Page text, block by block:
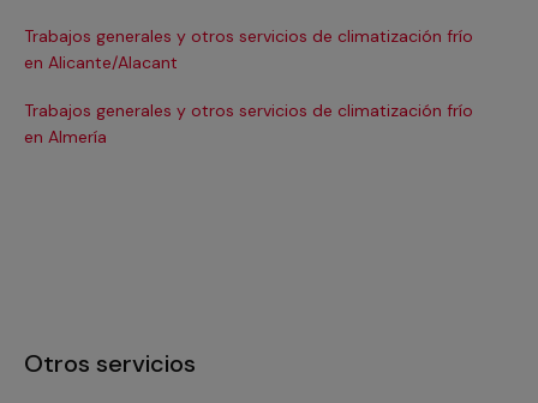
Trabajos generales y otros servicios de climatización frío
en Alicante/Alacant
Trabajos generales y otros servicios de climatización frío
en Almería
Otros servicios